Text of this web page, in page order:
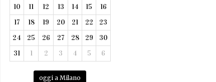
10
11 12 13 14 15
16
17
18 19 20 21 22
23
24
25 26 27 28 29
30
31
1 2 3 4 5 6
oggi a Milano